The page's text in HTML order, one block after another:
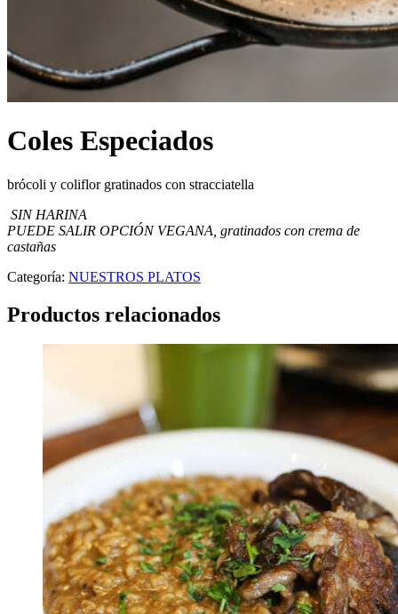
Coles Especiados
brócoli y coliflor gratinados con stracciatella
SIN HARINA
PUEDE SALIR OPCIÓN VEGANA, gratinados con crema de
castañas
Categoría: NUESTROS PLATOS
Productos relacionados